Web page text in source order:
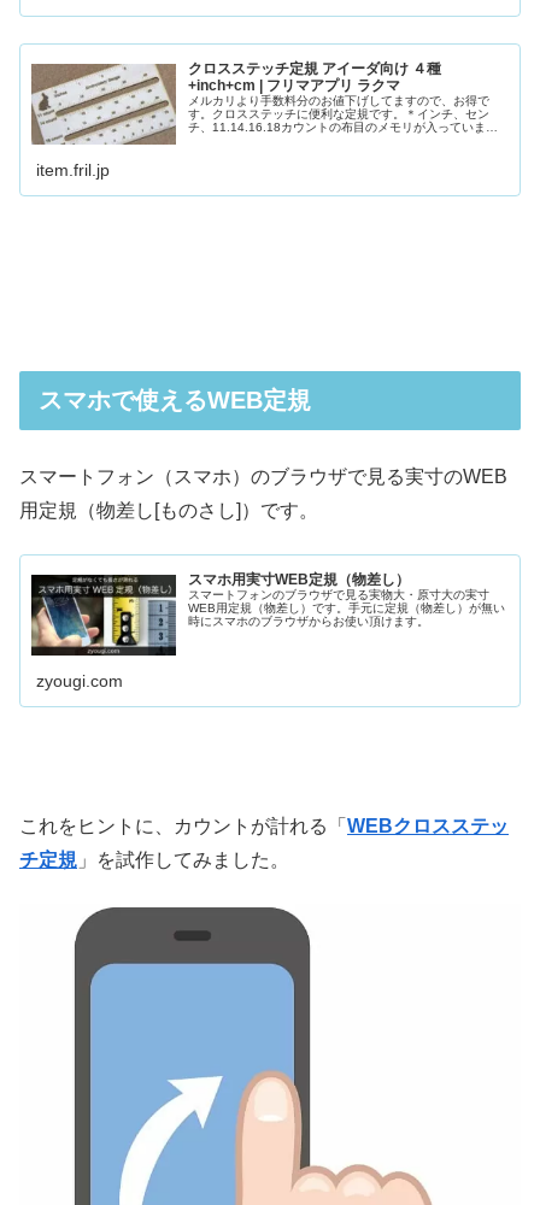
クロスステッチ定規 アイーダ向け ４種
+inch+cm | フリマアプリ ラクマ
メルカリより手数料分のお値下げしてますので、お得で
す。クロスステッチに便利な定規です。＊インチ、セン
チ、11.14.16.18カウントの布目のメモリが入っていま
item.fril.jp
スマホで使えるWEB定規
スマートフォン（スマホ）のブラウザで見る実寸のWEB
用定規（物差し[ものさし]）です。
スマホ用実寸WEB定規（物差し）
スマートフォンのブラウザで見る実物大・原寸大の実寸
WEB用定規（物差し）です。手元に定規（物差し）が無い
時にスマホのブラウザからお使い頂けます。
zyougi.com
これをヒントに、カウントが計れる「 WEBクロスステッ
チ定規 」を試作してみました。